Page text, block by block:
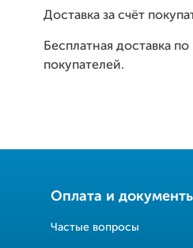
Доставка за счёт
Бесплатная доставка
покупателей.
Оплата и
Частые вопросы